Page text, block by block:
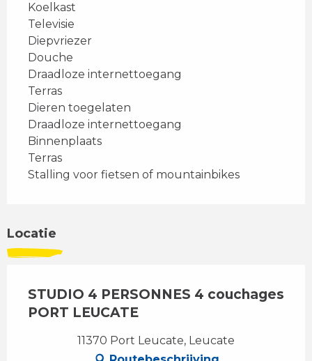
Koelkast
Televisie
Diepvriezer
Douche
Draadloze internettoegang
Terras
Dieren toegelaten
Draadloze internettoegang
Binnenplaats
Terras
Stalling voor fietsen of mountainbikes
Locatie
STUDIO 4 PERSONNES 4 couchages
PORT LEUCATE
11370 Port Leucate, Leucate